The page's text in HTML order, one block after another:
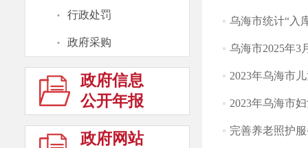
· 行政处罚
· 政府采购
政府信息
公开年报
政府网站
乌海市统计“入
乌海市2025年3
2023年乌海市
2023年乌海市
完善养老照护